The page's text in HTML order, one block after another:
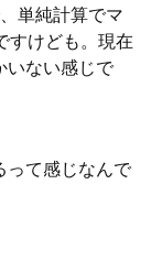
単純計算でマ
すけども。現在
いない感じで
って感じなんで